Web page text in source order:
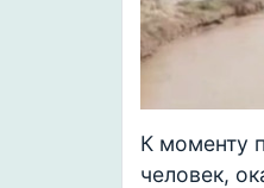
К моменту
человек,